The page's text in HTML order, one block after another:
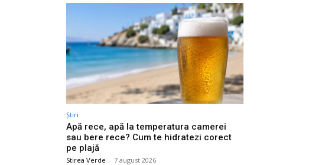
Știri
Apă rece, apă la temperatura camerei
sau bere rece? Cum te hidratezi corect
pe plajă
Stirea Verde - 7 august 2026